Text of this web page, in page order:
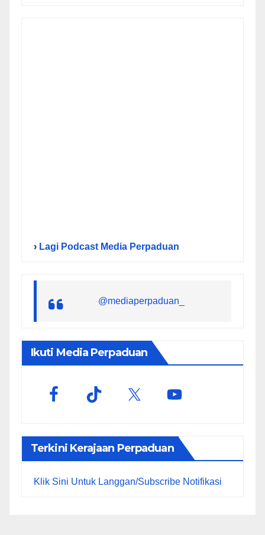
› Lagi Podcast Media Perpaduan
@mediaperpaduan_
Ikuti Media Perpaduan
Terkini Kerajaan Perpaduan
Klik Sini Untuk Langgan/Subscribe Notifikasi